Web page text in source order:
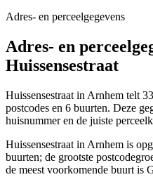
Adres- en perceelgegevens
Adres- en
Huissensestraat
Huissensestraat in Arnhem telt
postcodes en 6 buurten. Deze
huisnummer en de juiste
Huissensestraat in Arnhem is
buurten; de grootste
de meest voorkomende buurt is